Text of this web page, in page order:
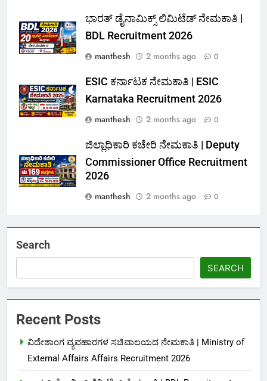
ಭಾರತ್ ಡೈನಾಮಿಕ್ಸ್ ಲಿಮಿಟೆಡ್ ನೇಮಕಾತಿ |
BDL Recruitment 2026
manthesh
2 months ago 0
ESIC ಕರ್ನಾಟಕ ನೇಮಕಾತಿ | ESIC
Karnataka Recruitment 2026
manthesh
2 months ago 0
ಜಿಲ್ಲಾಧಿಕಾರಿ ಕಚೇರಿ ನೇಮಕಾತಿ | Deputy
Commissioner Office Recruitment
2026
manthesh
2 months ago 0
Search
SEARCH
Recent Posts
ವಿದೇಶಾಂಗ ವ್ಯವಹಾರಗಳ ಸಚಿವಾಲಯದ ನೇಮಕಾತಿ | Ministry of
External Affairs Affairs Recruitment 2026